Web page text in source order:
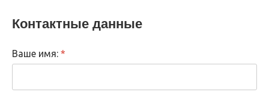
Контактные данные
Ваше имя: *